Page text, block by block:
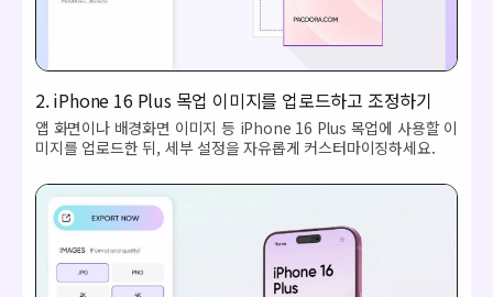
2. iPhone 16 Plus 목업 이미지를 업로드하고 조정하기
앱 화면이나 배경화면 이미지 등 iPhone 16 Plus 목업에 사용할 이
미지를 업로드한 뒤, 세부 설정을 자유롭게 커스터마이징하세요.